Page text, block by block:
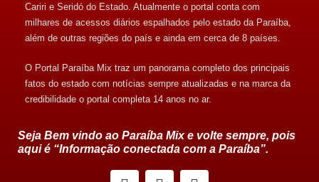
Cariri e Seridó do Estado. Atualmente o portal conta com
milhares de acessos diários espalhados pelo estado da Paraíba,
além de outras regiões do país e ainda em cerca de 8 países.
O Portal Paraíba Mix traz um panorama completo dos principais
fatos do estado com notícias sempre atualizadas e na marca da
credibilidade o portal completa 14 anos no ar.
Seja Bem vindo ao Paraíba Mix e volte sempre, pois
aqui é “Informação conectada com a Paraíba”.